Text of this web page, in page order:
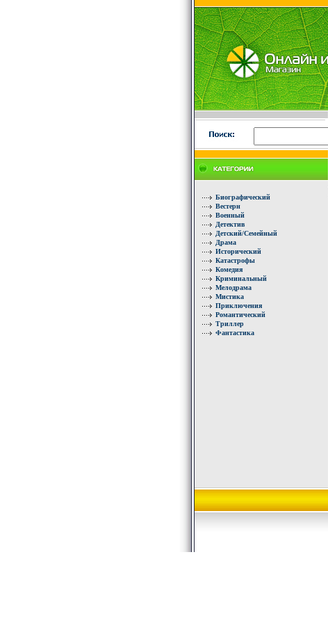
Биографический
Вестерн
Военный
Детектив
Детский/Семейный
Драма
Исторический
Катастрофы
Комедия
Криминальный
Мелодрама
Мистика
Приключения
Романтический
Триллер
Фантастика